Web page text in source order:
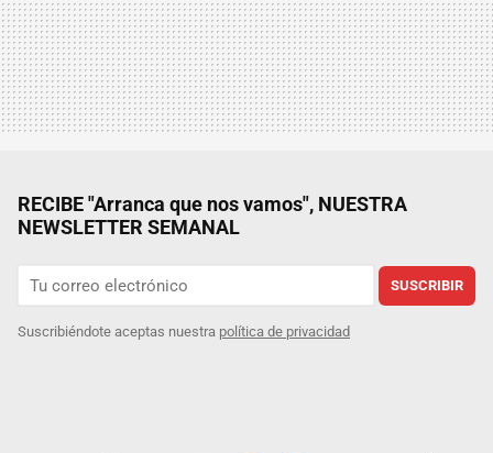
RECIBE "Arranca que nos vamos", NUESTRA
NEWSLETTER SEMANAL
SUSCRIBIR
Suscribiéndote aceptas nuestra política de privacidad